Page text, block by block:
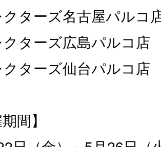
ターズ名古屋パルコ
ターズ広島パルコ店
ターズ仙台パルコ店
間】